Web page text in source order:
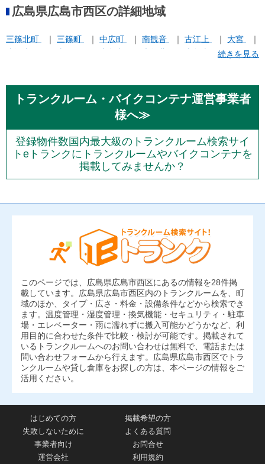
広島県広島市西区の詳細地域
三篠北町 三篠町 中広町 南観音 古江上
大宮
続きを見る
トランクルーム・バイクコンテナ運営事業者
様へ≫
登録物件数国内最大級のトランクルーム検索サイ
トeトランクにトランクルームやバイクコンテナを
掲載してみませんか？
このページでは、広島県広島市西区にあるの情報を28件掲
載しています。広島県広島市西区内のトランクルームを、町
域のほか、タイプ・広さ・料金・設備条件などから検索でき
ます。温度管理・湿度管理・換気機能・セキュリティ・駐車
場・エレベーター・雨に濡れずに搬入可能かどうかなど、利
用目的に合わせた条件で比較・検討が可能です。掲載されて
いるトランクルームへのお問い合わせは無料で、電話または
問い合わせフォームから行えます。広島県広島市西区でトラ
ンクルームや貸し倉庫をお探しの方は、本ページの情報をご
活用ください。
はじめての方
掲載希望の方
失敗しないために
よくある質問
事業者向け
お問合せ
運営会社
利用規約